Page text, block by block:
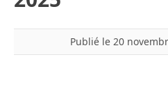
Publié le 20